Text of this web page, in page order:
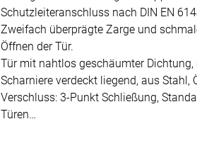
Schutzleiteranschluss nach DIN EN
Zweifach überprägte Zarge und
Öffnen der Tür.
Tür mit nahtlos geschäumter
Scharniere verdeckt liegend, aus Stahl,
Verschluss: 3-Punkt Schließung,
Türen…